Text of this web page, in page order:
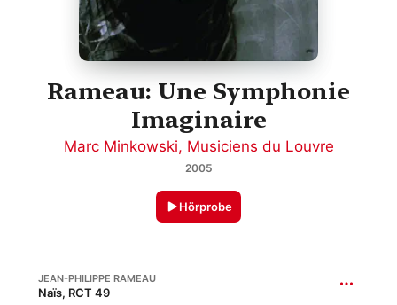
Rameau: Une Symphonie
Imaginaire
Marc Minkowski, Musiciens du Louvre
2005
Hörprobe
JEAN-PHILIPPE RAMEAU
Naïs, RCT 49